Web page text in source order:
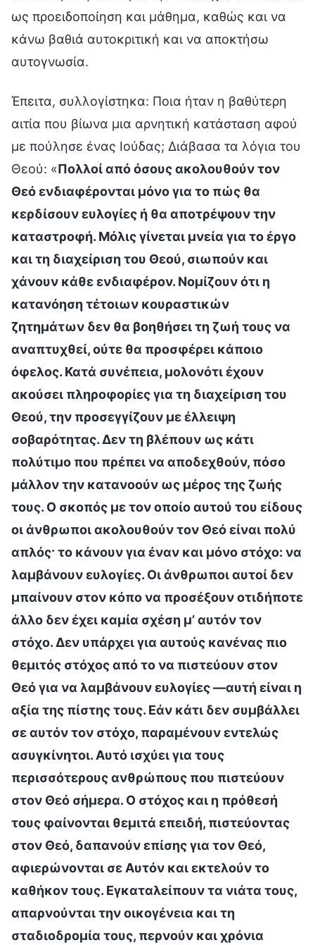
ως προειδοποίηση και μάθημα, καθώς και να
κάνω βαθιά αυτοκριτική και να αποκτήσω
αυτογνωσία.
Έπειτα, συλλογίστηκα: Ποια ήταν η βαθύτερη
αιτία που βίωνα μια αρνητική κατάσταση αφού
με πούλησε ένας Ιούδας; Διάβασα τα λόγια του
Θεού: «Πολλοί από όσους ακολουθούν τον
Θεό ενδιαφέρονται μόνο για το πώς θα
κερδίσουν ευλογίες ή θα αποτρέψουν την
καταστροφή. Μόλις γίνεται μνεία για το έργο
και τη διαχείριση του Θεού, σιωπούν και
χάνουν κάθε ενδιαφέρον. Νομίζουν ότι η
κατανόηση τέτοιων κουραστικών
ζητημάτων δεν θα βοηθήσει τη ζωή τους να
αναπτυχθεί, ούτε θα προσφέρει κάποιο
όφελος. Κατά συνέπεια, μολονότι έχουν
ακούσει πληροφορίες για τη διαχείριση του
Θεού, την προσεγγίζουν με έλλειψη
σοβαρότητας. Δεν τη βλέπουν ως κάτι
πολύτιμο που πρέπει να αποδεχθούν, πόσο
μάλλον την κατανοούν ως μέρος της ζωής
τους. Ο σκοπός με τον οποίο αυτού του είδους
οι άνθρωποι ακολουθούν τον Θεό είναι πολύ
απλός· το κάνουν για έναν και μόνο στόχο: να
λαμβάνουν ευλογίες. Οι άνθρωποι αυτοί δεν
μπαίνουν στον κόπο να προσέξουν οτιδήποτε
άλλο δεν έχει καμία σχέση μ’ αυτόν τον
στόχο. Δεν υπάρχει για αυτούς κανένας πιο
θεμιτός στόχος από το να πιστεύουν στον
Θεό για να λαμβάνουν ευλογίες —αυτή είναι η
αξία της πίστης τους. Εάν κάτι δεν συμβάλλει
σε αυτόν τον στόχο, παραμένουν εντελώς
ασυγκίνητοι. Αυτό ισχύει για τους
περισσότερους ανθρώπους που πιστεύουν
στον Θεό σήμερα. Ο στόχος και η πρόθεσή
τους φαίνονται θεμιτά επειδή, πιστεύοντας
στον Θεό, δαπανούν επίσης για τον Θεό,
αφιερώνονται σε Αυτόν και εκτελούν το
καθήκον τους. Εγκαταλείπουν τα νιάτα τους,
απαρνούνται την οικογένεια και τη
σταδιοδρομία τους, περνούν και χρόνια